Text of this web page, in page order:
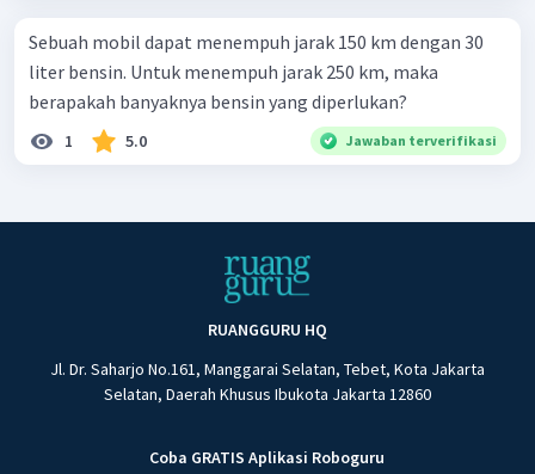
Sebuah mobil dapat menempuh jarak 150 km dengan 30
liter bensin. Untuk menempuh jarak 250 km, maka
berapakah banyaknya bensin yang diperlukan?
1 5.0 Jawaban terverifikasi
RUANGGURU HQ
Jl. Dr. Saharjo No.161, Manggarai Selatan, Tebet, Kota Jakarta
Selatan, Daerah Khusus Ibukota Jakarta 12860
Coba GRATIS Aplikasi Roboguru